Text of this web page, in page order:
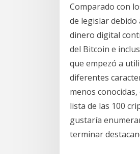
Comparado con
de legislar
dinero digital
del Bitcoin e
que empezó a
diferentes
menos
lista de las 100
gustaría
terminar